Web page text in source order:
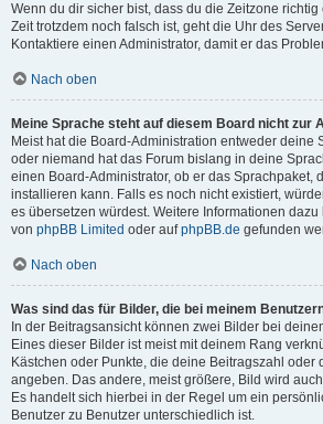
Wenn du dir sicher bist, dass du die Zeitzone
Zeit trotzdem noch falsch ist, geht die Uhr des
Kontaktiere einen Administrator, damit er das
Nach oben
Meine Sprache steht auf diesem Board nicht zur
Meist hat die Board-Administration entweder deine
oder niemand hat das Forum bislang in deine
einen Board-Administrator, ob er das Sprachpaket,
installieren kann. Falls es noch nicht existiert,
es übersetzen würdest. Weitere Informationen
von phpBB Limited oder aufphpBB.de gefunden
Nach oben
Was sind das für Bilder, die bei meinem
In der Beitragsansicht können zwei Bilder bei
Eines dieser Bilder ist meist mit deinem Rang
Kästchen oder Punkte, die deine Beitragszahl oder
angeben. Das andere, meist größere, Bild wird
Es handelt sich hierbei in der Regel um ein
Benutzer zu Benutzer unterschiedlich ist.